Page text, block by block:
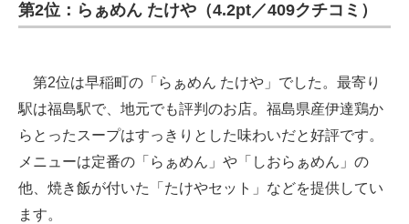
第2位：らぁめん たけや（4.2pt／409クチコミ）
第2位は早稲町の「らぁめん たけや」でした。最寄り
駅は福島駅で、地元でも評判のお店。福島県産伊達鶏か
らとったスープはすっきりとした味わいだと好評です。
メニューは定番の「らぁめん」や「しおらぁめん」の
他、焼き飯が付いた「たけやセット」などを提供してい
ます。